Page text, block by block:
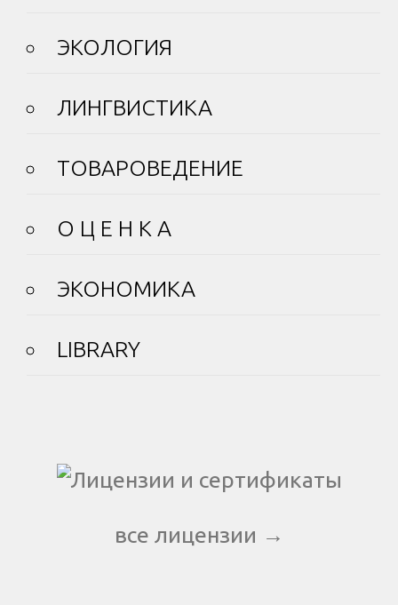
ЭКОЛОГИЯ
ЛИНГВИСТИКА
ТОВАРОВЕДЕНИЕ
О Ц Е Н К А
ЭКОНОМИКА
LIBRARY
все лицензии →